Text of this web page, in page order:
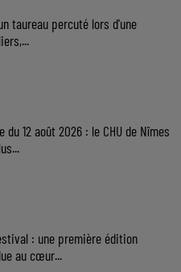
taureau percuté lors d'une
du 12 août 2026 : le CHU de Nîmes
: une première édition
au cœur...